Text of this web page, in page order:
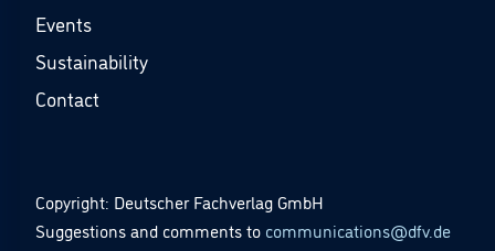
Events
Sustainability
Contact
Copyright: Deutscher Fachverlag GmbH
Suggestions and comments to communications@dfv.de